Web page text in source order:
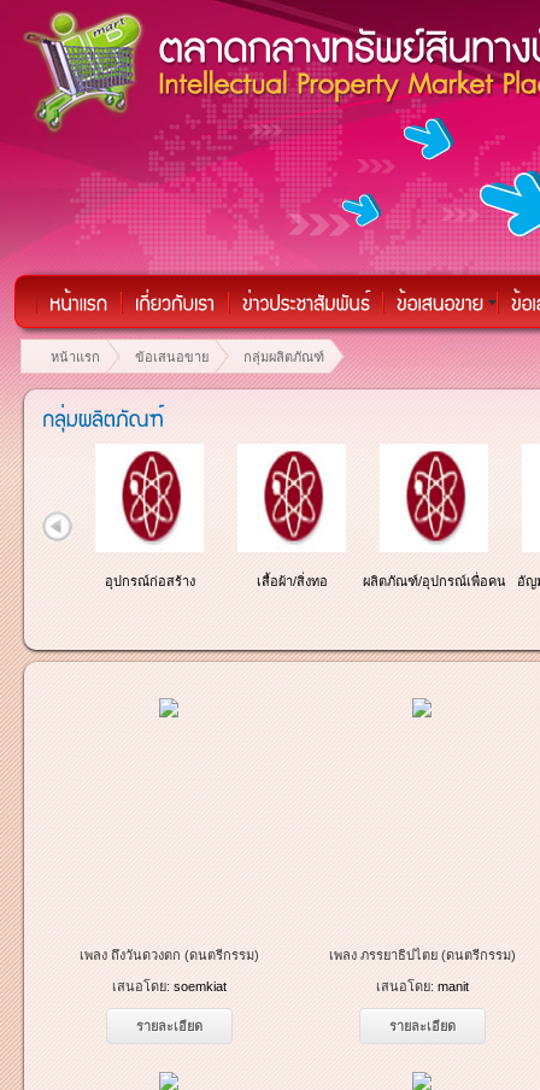
หน้าแรก ข้อเสนอขาย กลุ่มผลิตภัณฑ์
ฟ้าและอิเลคโทรนิคส์อุปกรณ์ก่อสร้าง เสื้อผ้า/สิ่งทอ ผลิตภัณฑ์/อุปกรณ์เพื่อคนพิการ
อัญ
เพลง ถึงวันดวงตก (ดนตรีกรรม)
เสนอโดย: soemkiat
รายละเอียด
เพลง ภรรยาธิปไตย (ดนตรีกรรม)
เสนอโดย: manit
รายละเอียด